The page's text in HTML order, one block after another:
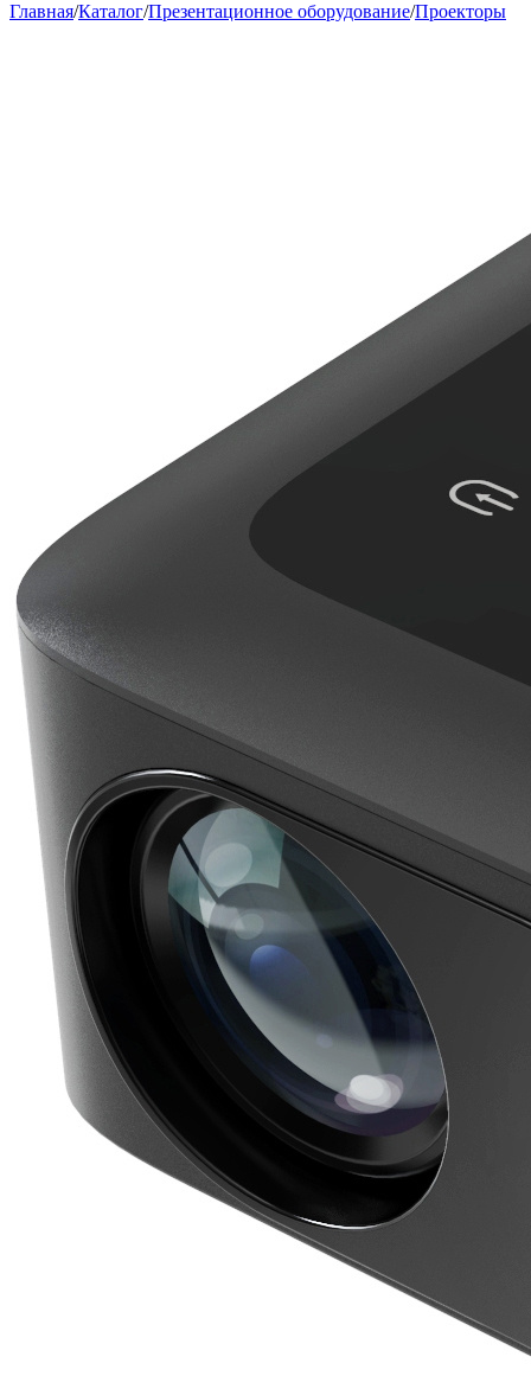
Главная/Каталог/Презентационное оборудование/Проекторы